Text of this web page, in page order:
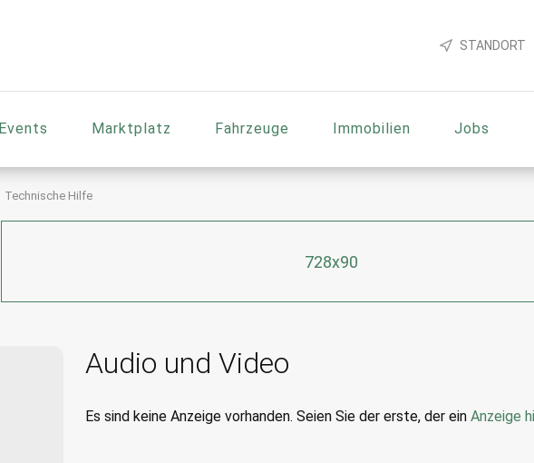
STANDORT
Events Marktplatz Fahrzeuge Immobilien Jobs
Technische Hilfe
728x90
Audio und Video
Es sind keine Anzeige vorhanden. Seien Sie der erste, der ein Anzeige